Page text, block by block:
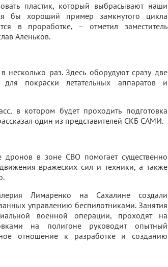
пластик, который выбрасывают наши
бы хороший пример замкнутого цикла
в проработке, – отметил заместитель
Аленьков.
раз. Здесь оборудуют сразу две
покраски летательных аппаратов и
в котором будет проходить подготовка
один из представителей СКБ САМИ.
дронов в зоне СВО помогает существенно
вражеских сил и техники, а также
Лимаренко на Сахалине создали
управлению беспилотниками. Занятия
военной операции, проходят на
на полигоне руководит опытный
отношение к разработке и созданию